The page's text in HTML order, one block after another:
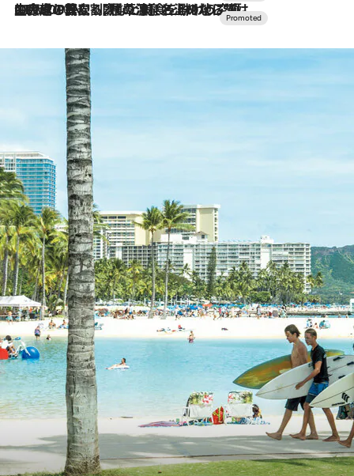
2026.7.10
NEW OPEN！【界 草津】名湯の地に誕生。趣の異なる2種の温泉と上州ならではの会席・蕎麦割烹など美食を味わう究極の癒やし旅